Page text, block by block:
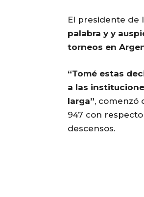
El presidente de
palabra y y
torneos en
“Tomé estas
a las
larga”, comenzó
947 con
descensos.